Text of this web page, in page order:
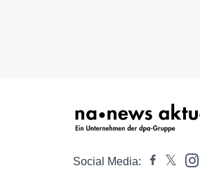
Social Media: